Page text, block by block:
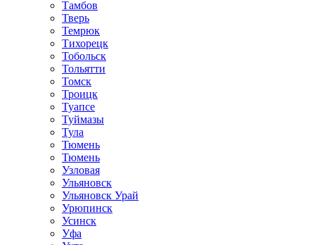
Тамбов
Тверь
Темрюк
Тихорецк
Тобольск
Тольятти
Томск
Троицк
Туапсе
Туймазы
Тула
Тюмень
Тюмень
Узловая
Ульяновск
Ульяновск Урай
Урюпинск
Усинск
Уфа